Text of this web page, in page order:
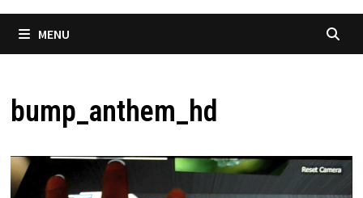
MENU
bump_anthem_hd
비
디